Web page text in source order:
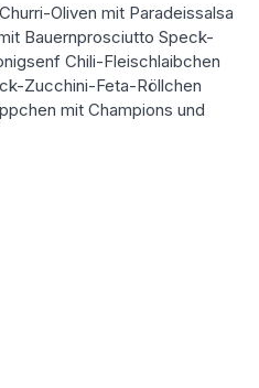
Oliven mit Paradeissalsa
Bauernprosciutto Speck-
Chili-Fleischlaibchen
Zucchini-Feta-Röllchen
mit Champions und